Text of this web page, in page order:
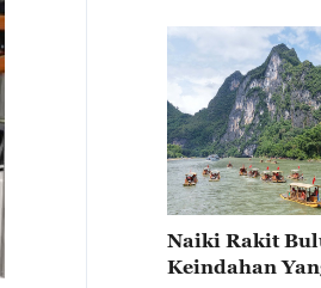
Naiki Rakit
Keindahan